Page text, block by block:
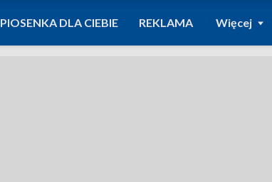
PIOSENKA DLA CIEBIE REKLAMA Więcej